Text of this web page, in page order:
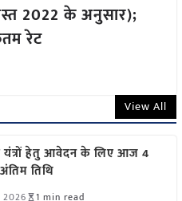
2022 के अनुसार);
रेट
View All
यंत्रों हेतु आवेदन के लिए आज 4
तिथि
1 min read